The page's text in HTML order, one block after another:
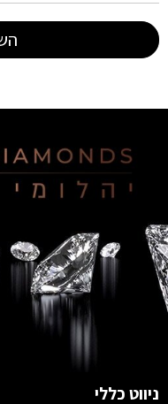
ניווט כללי